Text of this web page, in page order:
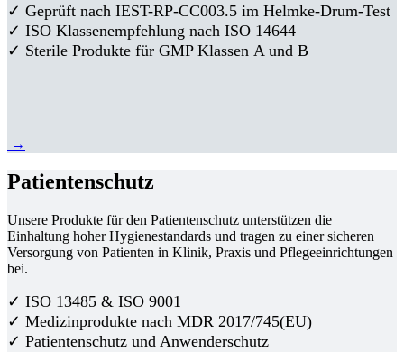
✓ Geprüft nach IEST-RP-CC003.5 im Helmke-Drum-Test
✓ ISO Klassenempfehlung nach ISO 14644
✓ Sterile Produkte für GMP Klassen A und B
→
Patientenschutz
Unsere Produkte für den Patientenschutz unterstützen die
Einhaltung hoher Hygienestandards und tragen zu einer sicheren
Versorgung von Patienten in Klinik, Praxis und Pflegeeinrichtungen
bei.
✓ ISO 13485 & ISO 9001
✓ Medizinprodukte nach MDR 2017/745(EU)
✓ Patientenschutz und Anwenderschutz